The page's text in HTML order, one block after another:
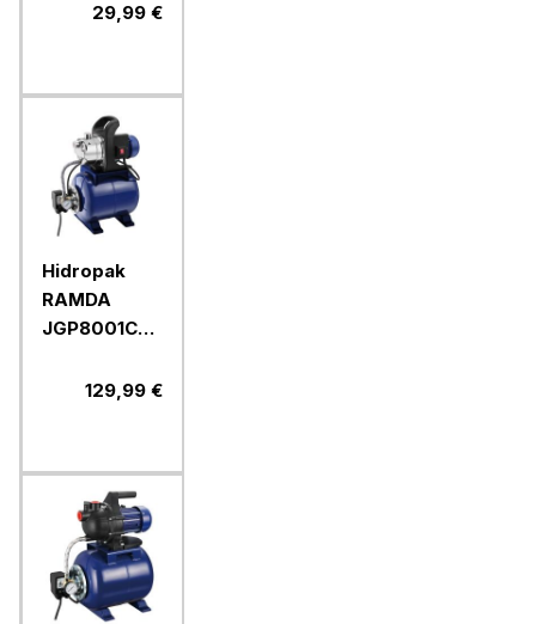
29,99 €
Hidropak
RAMDA
JGP8001CXF,
129,99 €